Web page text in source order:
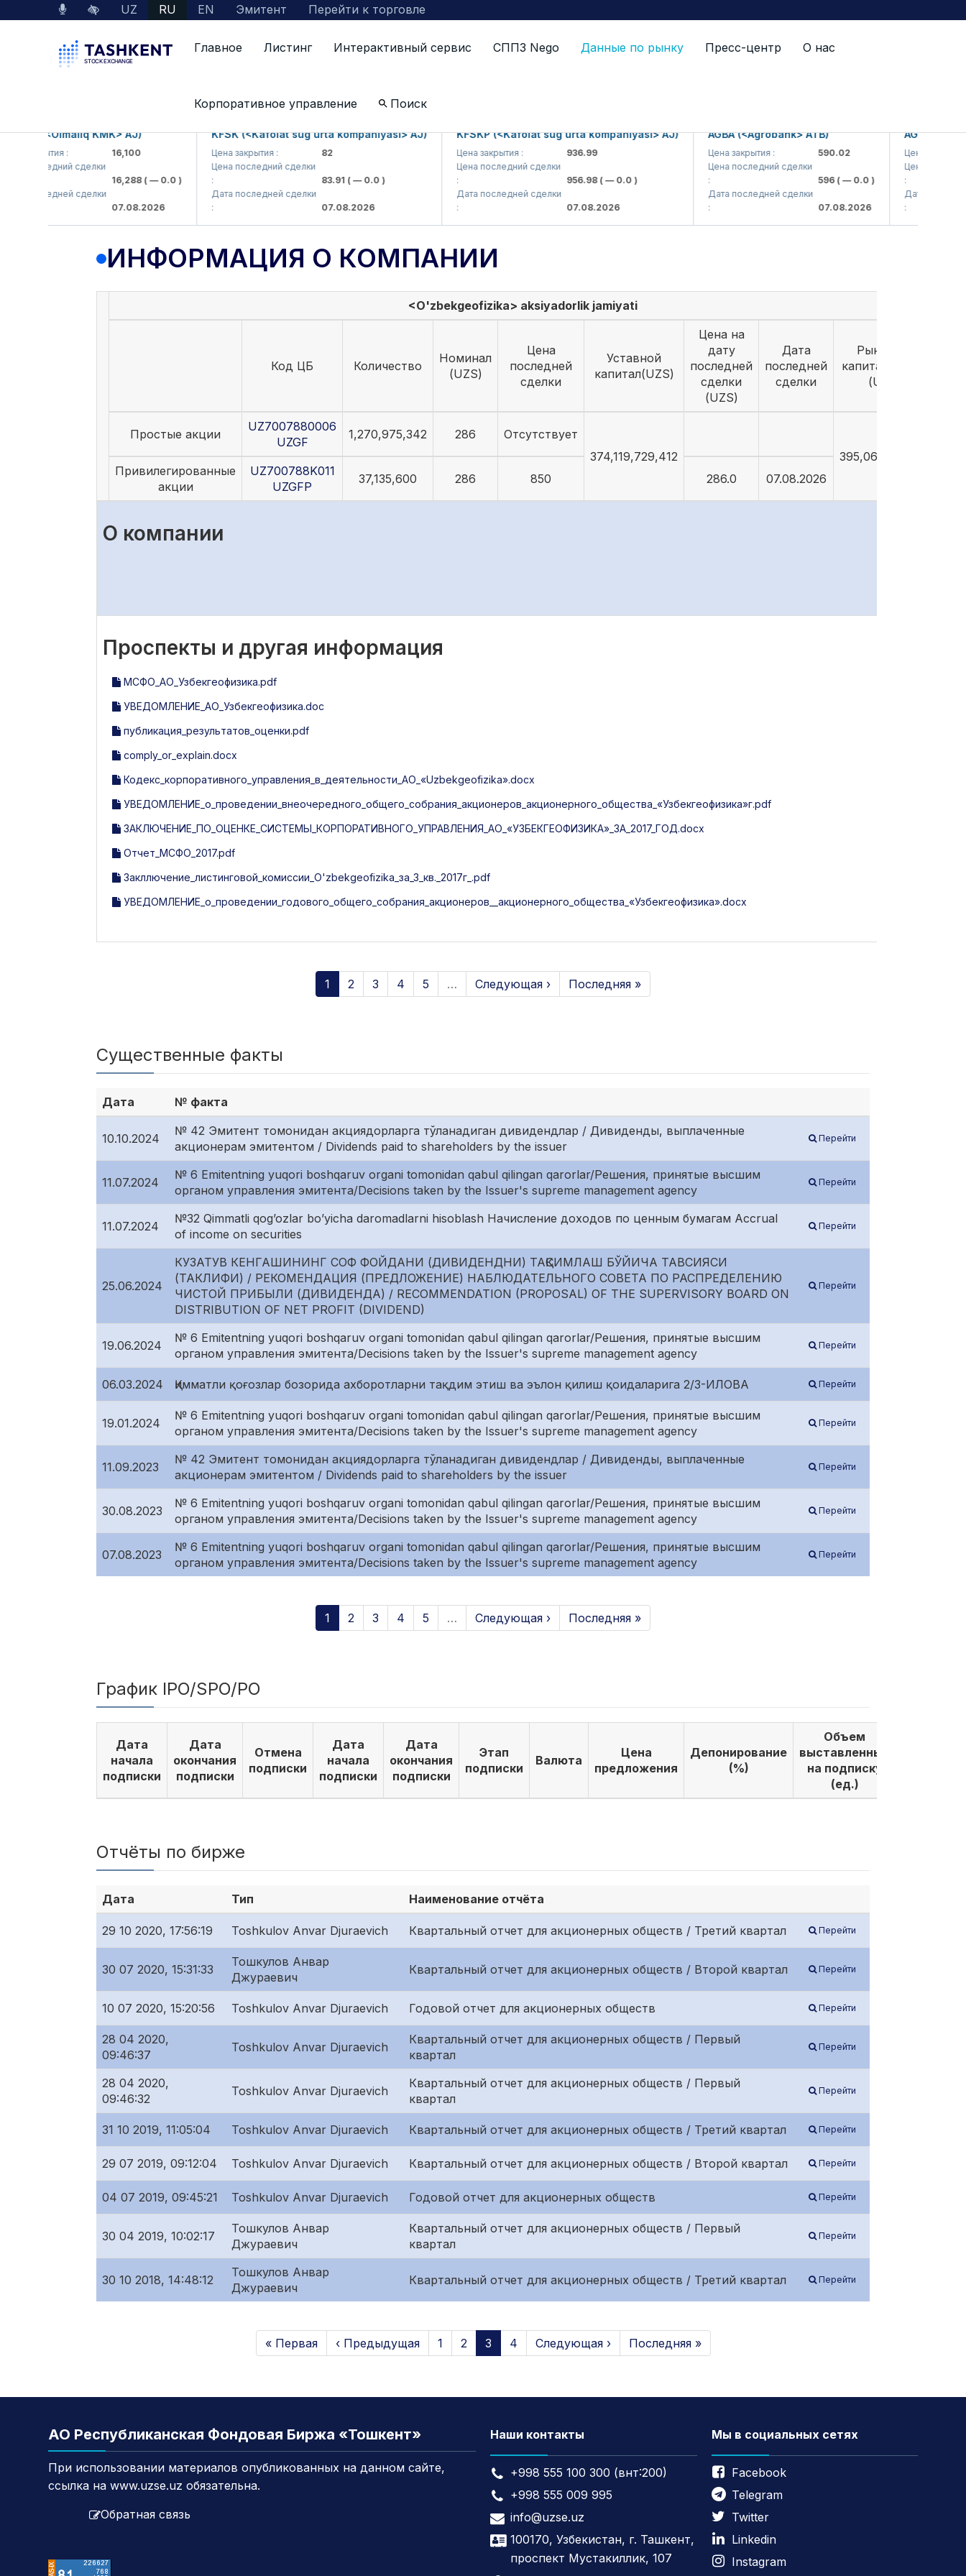
UZ RU EN Эмитент Перейти к торговле
Главное Листинг Интерактивный сервис СППЗ Nego Данные по рынку Пресс-центр О нас
Корпоративное управление Поиск
Информация о компании
(<Olmaliq KMK> AJ)
закрытия :
16,100
последний сделки
16,288( — 0.0 )
последней сделки
07.08.2026
KFSK (<Kafolat sug'urta kompaniyasi> AJ)
Цена закрытия :
Цена последний сделки
83.91( — 0.0 )
Дата последней сделки
07.08.2026
KFSKP (<Kafolat sug'urta kompaniyasi> AJ)
Цена закрытия :
936.99
Цена последний сделки
956.98( — 0.0 )
Дата последней сделки
07.08.2026
AGBA (<Agrobank> ATB)
Цена закрытия :
590.02
Цена последний сделки
596( — 0.0 )
Дата последней сделки
07.08.2026
AGBAP
Цена закрытия :
Цена последний
Дата последней
ИНФОРМАЦИЯ О КОМПАНИИ
<O'zbekgeofizika> aksiyadorlik jamiyati
Код ЦБ Количество
Номинал
(UZS)
Цена
последней
сделки
Уставной
капитал(UZS)
Цена на
дату
последней
сделки
(UZS)
Дата
последней
сделки
Рыночная
капитализация
(UZS)
Простые акции
UZ7007880006
UZGF
1,270,975,342 286
Отсутствует
374,119,729,412
395,064,207,812
Привилегированные
акции
UZ700788K011
UZGFP
37,135,600 286 850 286.0 07.08.2026
О компании
Проспекты и другая информация
МСФО_АО_Узбекгеофизика.pdf
УВЕДОМЛЕНИЕ_АО_Узбекгеофизика.doc
публикация_результатов_оценки.pdf
comply_or_explain.docx
Кодекс_корпоративного_управления_в_деятельности_АО_«Uzbekgeofizika».docx
УВЕДОМЛЕНИЕ_о_проведении_внеочередного_общего_собрания_акционеров_акционерного_общества_«Узбекгеофизика»г.pdf
ЗАКЛЮЧЕНИЕ_ПО_ОЦЕНКЕ_СИСТЕМЫ_КОРПОРАТИВНОГО_УПРАВЛЕНИЯ_АО_«УЗБЕКГЕОФИЗИКА»_ЗА_2017_ГОД.docx
Отчет_МСФО_2017.pdf
Закллючение_листинговой_комиссии_O'zbekgeofizika_за_3_кв._2017г_.pdf
УВЕДОМЛЕНИЕ_о_проведении_годового_общего_собрания_акционеров__акционерного_общества_«Узбекгеофизика».docx
1 2 3 4 5 … Следующая › Последняя »
Существенные факты
Дата № факта
10.10.2024
№ 42 Эмитент томонидан акциядорларга тўланадиган дивидендлар / Дивиденды, выплаченные
акционерам эмитентом / Dividends paid to shareholders by the issuer
Перейти
11.07.2024
№ 6 Emitentning yuqori boshqaruv organi tomonidan qabul qilingan qarorlar/Решения, принятые высшим
органом управления эмитента/Decisions taken by the Issuer's supreme management agency
Перейти
11.07.2024
№32 Qimmatli qog’ozlar bo’yicha daromadlarni hisoblash Начисление доходов по ценным бумагам Accrual
of income on securities
Перейти
25.06.2024
КУЗАТУВ КЕНГАШИНИНГ СОФ ФОЙДАНИ (ДИВИДЕНДНИ) ТАҚСИМЛАШ БЎЙИЧА ТАВСИЯСИ
(ТАКЛИФИ) / РЕКОМЕНДАЦИЯ (ПРЕДЛОЖЕНИЕ) НАБЛЮДАТЕЛЬНОГО СОВЕТА ПО РАСПРЕДЕЛЕНИЮ
ЧИСТОЙ ПРИБЫЛИ (ДИВИДЕНДА) / RECOMMENDATION (PROPOSAL) OF THE SUPERVISORY BOARD ON
DISTRIBUTION OF NET PROFIT (DIVIDEND)
Перейти
19.06.2024
№ 6 Emitentning yuqori boshqaruv organi tomonidan qabul qilingan qarorlar/Решения, принятые высшим
органом управления эмитента/Decisions taken by the Issuer's supreme management agency
Перейти
06.03.2024 Қимматли қоғозлар бозорида ахборотларни тақдим этиш ва эълон қилиш қоидаларига 2/3-ИЛОВА Перейти
19.01.2024
№ 6 Emitentning yuqori boshqaruv organi tomonidan qabul qilingan qarorlar/Решения, принятые высшим
органом управления эмитента/Decisions taken by the Issuer's supreme management agency
Перейти
11.09.2023
№ 42 Эмитент томонидан акциядорларга тўланадиган дивидендлар / Дивиденды, выплаченные
акционерам эмитентом / Dividends paid to shareholders by the issuer
Перейти
30.08.2023
№ 6 Emitentning yuqori boshqaruv organi tomonidan qabul qilingan qarorlar/Решения, принятые высшим
органом управления эмитента/Decisions taken by the Issuer's supreme management agency
Перейти
07.08.2023
№ 6 Emitentning yuqori boshqaruv organi tomonidan qabul qilingan qarorlar/Решения, принятые высшим
органом управления эмитента/Decisions taken by the Issuer's supreme management agency
Перейти
1 2 3 4 5 … Следующая › Последняя »
График IPO/SPO/PO
Дата
начала
подписки
Дата
окончания
подписки
Отмена
подписки
Дата
начала
подписки
Дата
окончания
подписки
Этап
подписки
Валюта
Цена
предложения
Депонирование
(%)
Объем
выставленных
на подписку
(ед.)
Отчёты по бирже
Дата Тип Наименование отчёта
29 10 2020, 17:56:19 Toshkulov Anvar Djuraevich Квартальный отчет для акционерных обществ / Третий квартал Перейти
30 07 2020, 15:31:33
Тошкулов Анвар
Джураевич
Квартальный отчет для акционерных обществ / Второй квартал Перейти
10 07 2020, 15:20:56 Toshkulov Anvar Djuraevich Годовой отчет для акционерных обществ Перейти
28 04 2020,
09:46:37
Toshkulov Anvar Djuraevich
Квартальный отчет для акционерных обществ / Первый
квартал
Перейти
28 04 2020,
09:46:32
Toshkulov Anvar Djuraevich
Квартальный отчет для акционерных обществ / Первый
квартал
Перейти
31 10 2019, 11:05:04 Toshkulov Anvar Djuraevich Квартальный отчет для акционерных обществ / Третий квартал Перейти
29 07 2019, 09:12:04 Toshkulov Anvar Djuraevich Квартальный отчет для акционерных обществ / Второй квартал Перейти
04 07 2019, 09:45:21 Toshkulov Anvar Djuraevich Годовой отчет для акционерных обществ Перейти
30 04 2019, 10:02:17
Тошкулов Анвар
Джураевич
Квартальный отчет для акционерных обществ / Первый
квартал
Перейти
30 10 2018, 14:48:12
Тошкулов Анвар
Джураевич
Квартальный отчет для акционерных обществ / Третий квартал Перейти
« Первая ‹ Предыдущая 1 2 3 4 Следующая › Последняя »
АО Республиканская Фондовая Биржа «Тошкент»
При использовании материалов опубликованных на данном сайте,
ссылка на www.uzse.uz обязательна.
Обратная связь
Наши контакты
+998 555 100 300 (внт:200)
+998 555 009 995
info@uzse.uz
100170, Узбекистан, г. Ташкент,
проспект Мустакиллик, 107
Мы в социальных сетях
Facebook
Telegram
Twitter
Linkedin
Instagram